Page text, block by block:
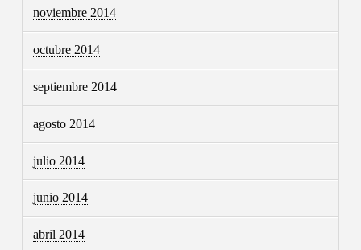
noviembre 2014
octubre 2014
septiembre 2014
agosto 2014
julio 2014
junio 2014
abril 2014